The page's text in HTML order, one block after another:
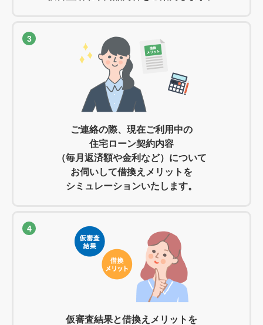
3
ご連絡の際、現在ご利用中の
住宅ローン契約内容
（毎月返済額や金利など）について
お伺いして借換えメリットを
シミュレーションいたします。
4
仮審査結果と借換えメリットを